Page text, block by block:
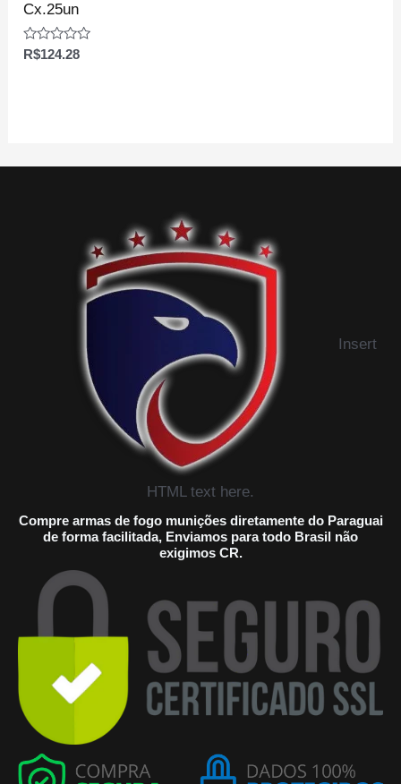
Cx.25un
Avaliação
R$124.28
Insert
HTML text here.
Compre armas de fogo munições diretamente do Paraguai
de forma facilitada, Enviamos para todo Brasil não
exigimos CR.